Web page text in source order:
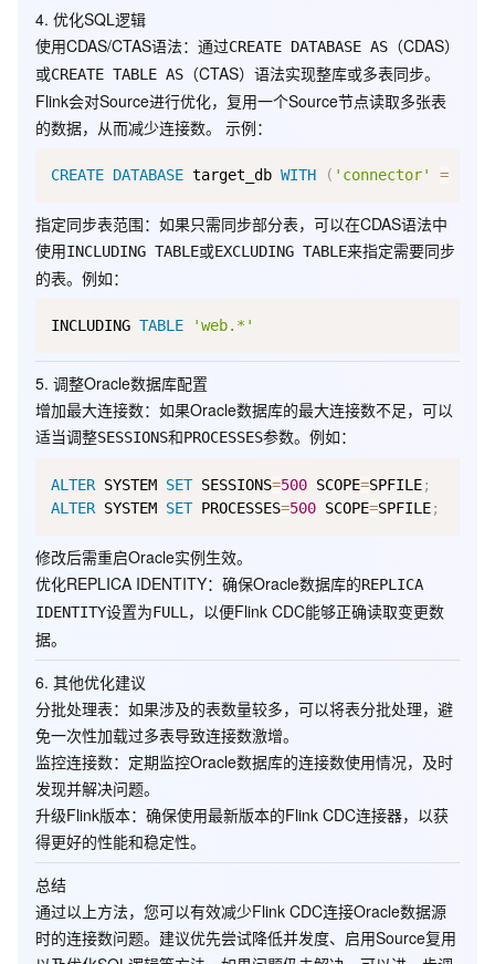
4. 优化SQL逻辑
使用CDAS/CTAS语法：通过CREATE DATABASE AS （CDAS）
或CREATE TABLE AS （CTAS）语法实现整库或多表同步。
Flink会对Source进行优化，复用一个Source节点读取多张表
的数据，从而减少连接数。 示例：
CREATE DATABASE target_db WITH ( 'connector' =
指定同步表范围：如果只需同步部分表，可以在CDAS语法中
使用INCLUDING TABLE或EXCLUDING TABLE来指定需要同步
的表。例如：
INCLUDING TABLE 'web.*'
5. 调整Oracle数据库配置
增加最大连接数：如果Oracle数据库的最大连接数不足，可以
适当调整SESSIONS和PROCESSES参数。例如：
ALTER SYSTEM SET SESSIONS=500 SCOPE=SPFILE;
ALTER SYSTEM SET PROCESSES=500 SCOPE=SPFILE;
修改后需重启Oracle实例生效。
优化REPLICA IDENTITY：确保Oracle数据库的REPLICA
IDENTITY设置为FULL ，以便Flink CDC能够正确读取变更数
据。
6. 其他优化建议
分批处理表：如果涉及的表数量较多，可以将表分批处理，避
免一次性加载过多表导致连接数激增。
监控连接数：定期监控Oracle数据库的连接数使用情况，及时
发现并解决问题。
升级Flink版本：确保使用最新版本的Flink CDC连接器，以获
得更好的性能和稳定性。
总结
通过以上方法，您可以有效减少Flink CDC连接Oracle数据源
时的连接数问题。建议优先尝试降低并发度、 启用Source复用